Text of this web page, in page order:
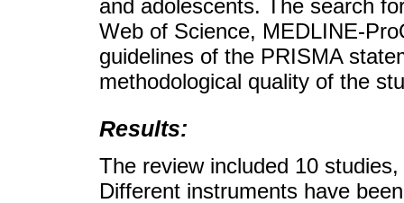
and adolescents. The search
Web of Science, MEDLINE-
guidelines of the PRISMA
methodological quality of the
Results:
The review included 10
Different instruments have